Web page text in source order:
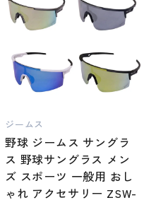
ジームス
野球 ジームス サングラ
ス 野球サングラス メン
ズ スポーツ 一般用 おし
ゃれ アクセサリー ZSW-